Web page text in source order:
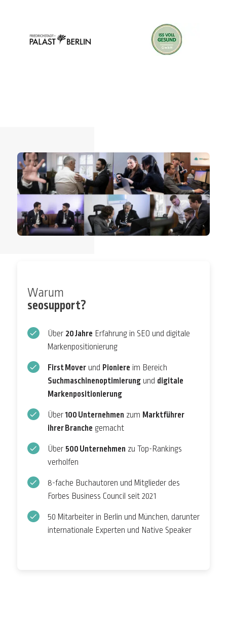
Warum
seosupport?
Über 20 Jahre Erfahrung in SEO und digitale
Markenpositionierung
First Moverund Pioniere im Bereich
Suchmaschinenoptimierungund digitale
Markenpositionierung
Über100 Unternehmen zum Marktführer
ihrer Branche gemacht
Über 500 Unternehmen zu Top-Rankings
verholfen
8-fache Buchautoren und Mitglieder des
Forbes Business Council seit 2021
50 Mitarbeiter in Berlin und München, darunter
internationale Experten und Native Speaker